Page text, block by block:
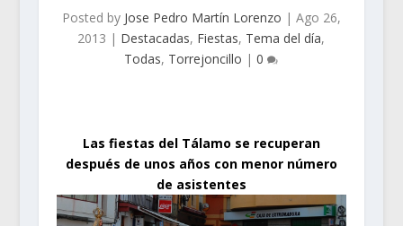
Posted by Jose Pedro Martín Lorenzo | Ago 26,
2013 | Destacadas, Fiestas, Tema del día,
Todas, Torrejoncillo |0
Las fiestas del Tálamo se recuperan
después de unos años con menor número
de asistentes